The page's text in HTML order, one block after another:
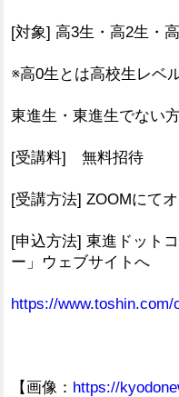
[対象] 高3生・高2生・
※高0生とは高校生レベ
東進生・東進生でない
[受講料] 無料招待
[受講方法] ZOOMにて
[申込方法] 東進ドット
ー」ウェブサイトへ
https://www.toshin.com/
【画像： https://